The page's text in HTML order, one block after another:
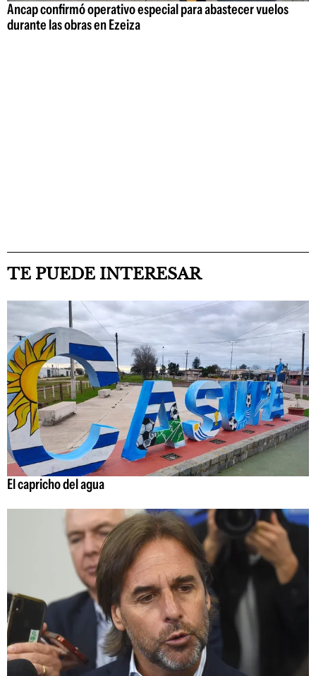
Ancap confirmó operativo especial para abastecer vuelos
durante las obras en Ezeiza
TE PUEDE INTERESAR
El capricho del agua